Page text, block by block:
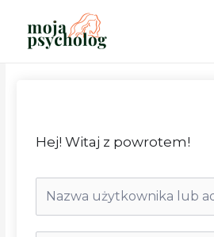
content
Hej! Witaj z powrotem!